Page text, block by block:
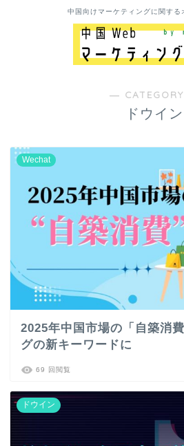
中国向けマーケティングに関する
―
ドウイン
Wechat
2025年中国市場の「自築消
グの新キーワードに
69 回閲覧
ドウイン